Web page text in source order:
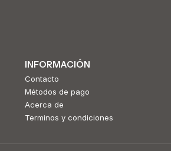
INFORMACIÓN
Contacto
Métodos de pago
Acerca de
Terminos y condiciones